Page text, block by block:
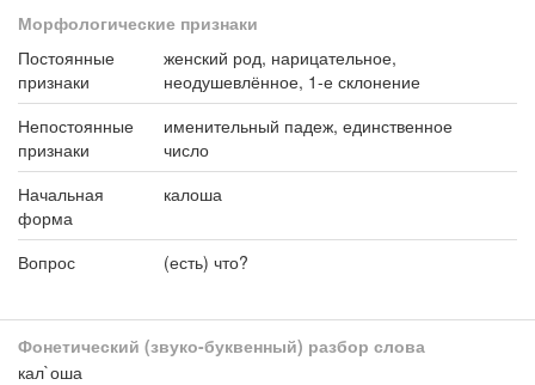
Морфологические признаки
Постоянные
признаки
женский род, нарицательное,
неодушевлённое, 1-е склонение
Непостоянные
признаки
именительный падеж, единственное
число
Начальная
форма
калоша
Вопрос (есть) что?
Фонетический (звуко-буквенный) разбор слова
кал`оша